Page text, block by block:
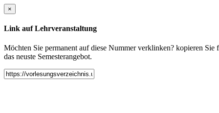
×
Link auf Lehrveranstaltung
Möchten Sie permanent auf diese Nummer verklinken? kopieren
das neuste Semesterangebot.